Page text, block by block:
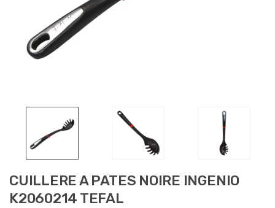
CUILLERE A PATES NOIRE INGENIO
K2060214 TEFAL